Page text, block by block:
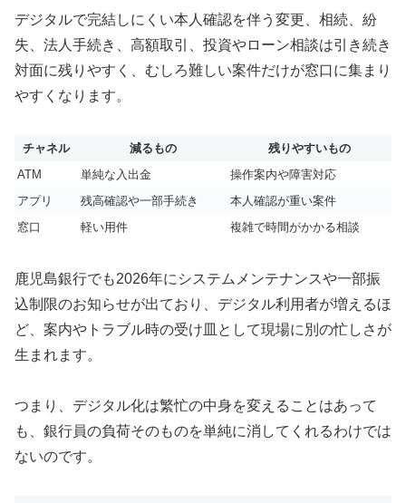
デジタルで完結しにくい本人確認を伴う変更、相続、紛
失、法人手続き、高額取引、投資やローン相談は引き続き
対面に残りやすく、むしろ難しい案件だけが窓口に集まり
やすくなります。
チャネル 減るもの
残りやすいもの
ATM
単純な入出金
操作案内や障害対応
アプリ
残高確認や一部手続き
本人確認が重い案件
窓口
軽い用件 複雑で時間がかかる相談
鹿児島銀行でも2026年にシステムメンテナンスや一部振
込制限のお知らせが出ており、デジタル利用者が増えるほ
ど、案内やトラブル時の受け皿として現場に別の忙しさが
生まれます。
つまり、デジタル化は繁忙の中身を変えることはあって
も、銀行員の負荷そのものを単純に消してくれるわけでは
ないのです。